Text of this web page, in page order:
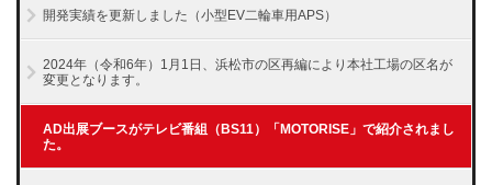
開発実績を更新しました（小型EV二輪車用APS）
2024年（令和6年）1月1日、浜松市の区再編により本社工場の区名が
変更となります。
AD出展ブースがテレビ番組（BS11）「MOTORISE」で紹介されまし
た。